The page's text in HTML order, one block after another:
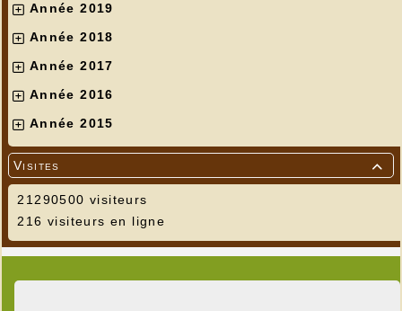
Année 2019
Année 2018
Année 2017
Année 2016
Année 2015

Visites
21290500 visiteurs
216 visiteurs en ligne